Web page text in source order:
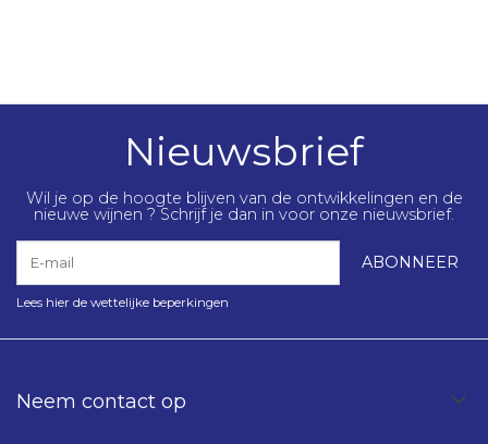
Nieuwsbrief
Wil je op de hoogte blijven van de ontwikkelingen en de
nieuwe wijnen ? Schrijf je dan in voor onze nieuwsbrief.
ABONNEER
Lees hier de wettelijke beperkingen
Neem contact op